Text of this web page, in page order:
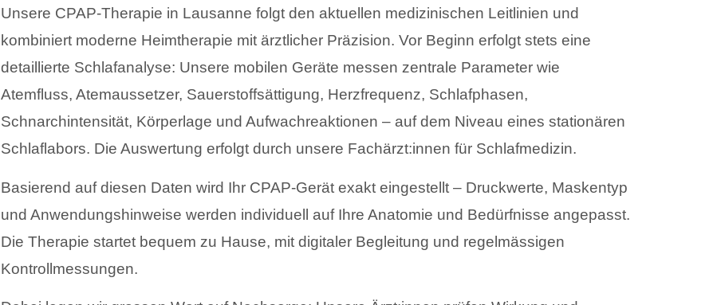
Unsere CPAP-Therapie in Lausanne folgt den aktuellen medizinischen Leitlinien und
kombiniert moderne Heimtherapie mit ärztlicher Präzision. Vor Beginn erfolgt stets eine
detaillierte Schlafanalyse: Unsere mobilen Geräte messen zentrale Parameter wie
Atemfluss, Atemaussetzer, Sauerstoffsättigung, Herzfrequenz, Schlafphasen,
Schnarchintensität, Körperlage und Aufwachreaktionen – auf dem Niveau eines stationären
Schlaflabors. Die Auswertung erfolgt durch unsere Fachärzt:innen für Schlafmedizin.
Basierend auf diesen Daten wird Ihr CPAP-Gerät exakt eingestellt – Druckwerte, Maskentyp
und Anwendungshinweise werden individuell auf Ihre Anatomie und Bedürfnisse angepasst.
Die Therapie startet bequem zu Hause, mit digitaler Begleitung und regelmässigen
Kontrollmessungen.